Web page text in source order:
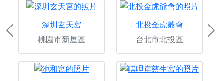
深圳玄天宮
桃園市新屋區
北投金虎爺會
台北市北投區
Previous